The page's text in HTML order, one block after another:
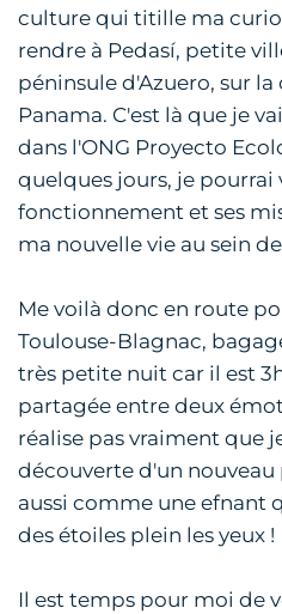
culture qui titille ma
rendre à Pedasí, petite
péninsule d'Azuero, sur
Panama. C'est là que je
dans l'ONG Proyecto
quelques jours, je pourrai
fonctionnement et ses
ma nouvelle vie au sein
Me voilà donc en route
Toulouse-Blagnac,
très petite nuit car il est
partagée entre deux
réalise pas vraiment que
découverte d'un nouveau
aussi comme une efnant
des étoiles plein les yeux !
Il est temps pour moi de